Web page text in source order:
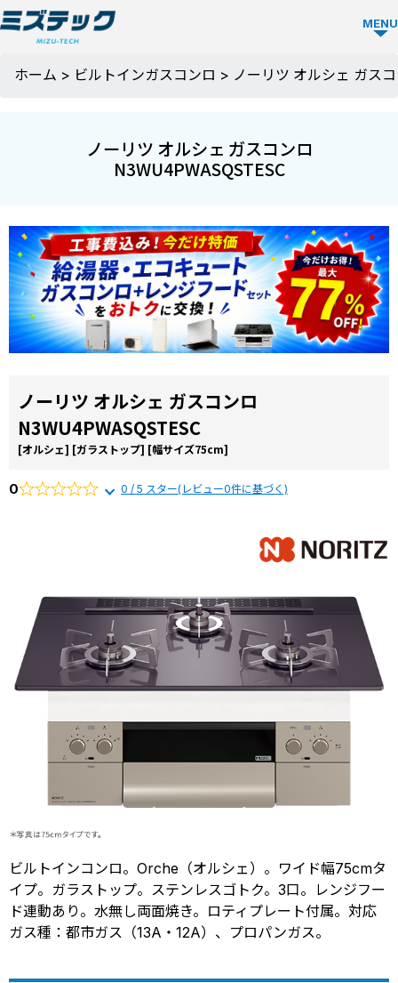
MENU
ガス
テッ
クの
強み
選ば
理由
施工
お役
コラ
ム
よく
ホーム > ビルトインガスコンロ > ノーリツ オルシェ ガス
ノーリツ オルシェ ガスコンロ
N3WU4PWASQSTESC
ノーリツ オルシェ ガスコンロ
N3WU4PWASQSTESC
[オルシェ] [ガラストップ] [幅サイズ75cm]
0 0 / 5 スター(レビュー0件に基づく)
ビルトインコンロ。Orche（オルシェ）。ワイド幅75cmタ
イプ。ガラストップ。ステンレスゴトク。3口。レンジフー
ド連動あり。水無し両面焼き。ロティプレート付属。対応
ガス種：都市ガス（13A・12A）、プロパンガス。